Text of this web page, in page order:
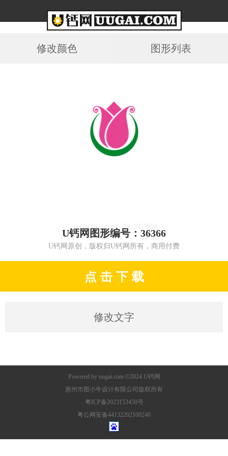
修改颜色 图形列表
U钙网图形编号：36366
U钙网原创，版权归U钙网所有，商用付费
点 击 下 载
修改文字
Powered by uugai.com©2024 U钙网
惠州市图小牛设计有限公司版权所有
粤ICP备2023153450号
粤公网安备44132202100240